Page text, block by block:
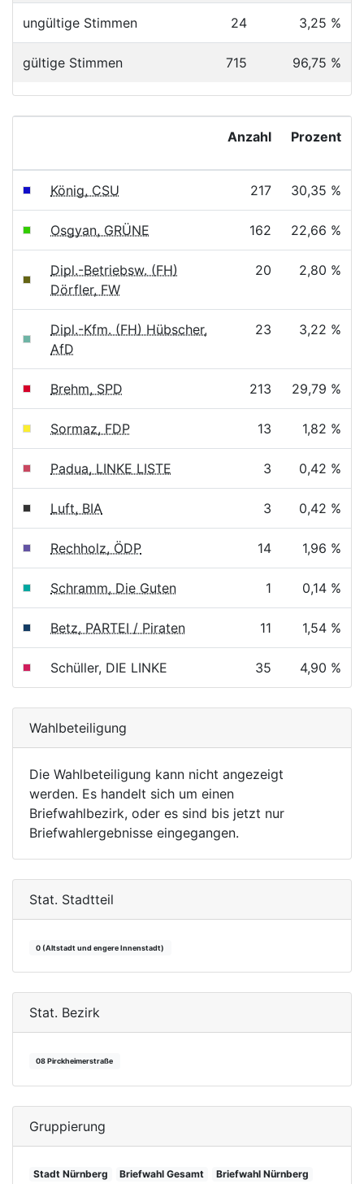
ungültige Stimmen 24 3,25 %
gültige Stimmen 715 96,75 %
Anzahl Prozent
König, CSU 217 30,35 %
Osgyan, GRÜNE 162 22,66 %
Dipl.-Betriebsw. (FH)
Dörfler, FW
20 2,80 %
Dipl.-Kfm. (FH) Hübscher,
AfD
23 3,22 %
Brehm, SPD 213 29,79 %
Sormaz, FDP 13 1,82 %
Padua, LINKE LISTE 3 0,42 %
Luft, BIA 3 0,42 %
Rechholz, ÖDP 14 1,96 %
Schramm, Die Guten 1 0,14 %
Betz, PARTEI / Piraten 11 1,54 %
Schüller, DIE LINKE 35 4,90 %
Wahlbeteiligung
Die Wahlbeteiligung kann nicht angezeigt
werden. Es handelt sich um einen
Briefwahlbezirk, oder es sind bis jetzt nur
Briefwahlergebnisse eingegangen.
Stat. Stadtteil
0 (Altstadt und engere Innenstadt)
Stat. Bezirk
08 Pirckheimerstraße
Gruppierung
Stadt Nürnberg Briefwahl Gesamt Briefwahl Nürnberg